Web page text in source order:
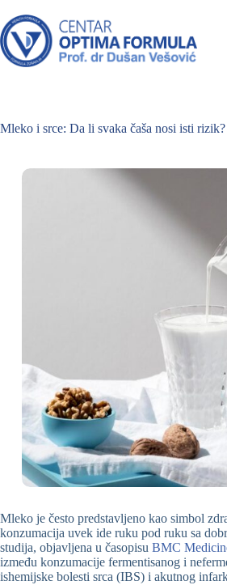
Mleko i srce: Da li svaka čaša nosi isti rizik?
Mleko je često predstavljeno kao simbol
konzumacija uvek ide ruku pod ruku sa
studija, objavljena u časopisu BMC
između konzumacije fermentisanog i
ishemijske bolesti srca (IBS) i akutnog